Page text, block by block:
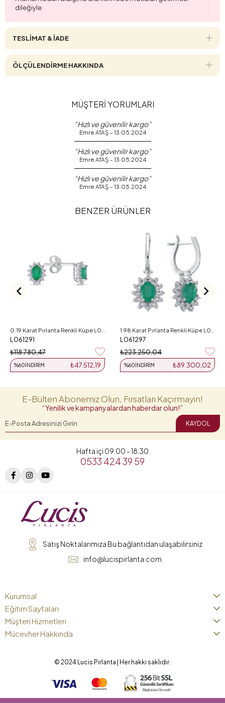
dileğiyle
TESLİMAT & İADE
ÖLÇÜLENDİRME HAKKINDA
MÜŞTERİ YORUMLARI
“Hızlı ve güvenilir kargo”
Emre ATAŞ - 13.05.2024
“Hızlı ve güvenilir kargo”
Emre ATAŞ - 13.05.2024
“Hızlı ve güvenilir kargo”
Emre ATAŞ - 13.05.2024
BENZER ÜRÜNLER
L061291
₺47.512,19
%60İNDIRIM
₺118.780,47
L061297
₺89.300,02
%60İNDIRIM
₺223.250,04
E-Bülten Abonemiz Olun, Fırsatları Kaçırmayın!
“Yenilik ve kampanyalardan haberdar olun!”
KAYDOL
Hafta içi 09:00 - 18:30
0533 424 39 59
Satış Noktalarımıza Bu bağlantıdan ulaşabilirsiniz
info@lucispirlanta.com
Kurumsal
Eğitim Sayfaları
Müşteri Hizmetleri
Mücevher Hakkında
© 2024 Lucis Pırlanta | Her hakkı saklıdır.